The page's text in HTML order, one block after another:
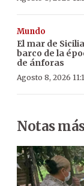
Mundo
El mar de
barco de la
de ánforas
Agosto 8, 2026
Notas